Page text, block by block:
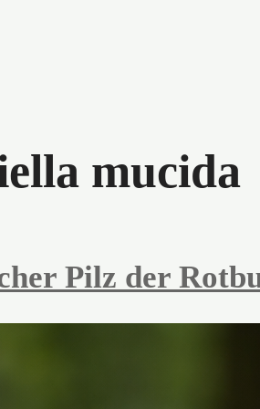
mucida
Pilz der